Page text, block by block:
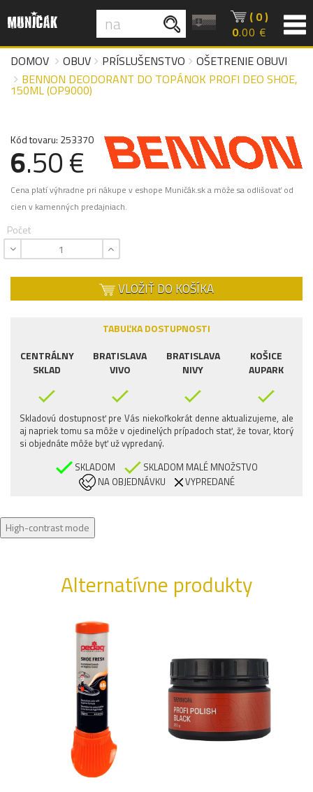
( 0 )
0.00 €
DOMOV
OBUV PRÍSLUŠENSTVO
OŠETRENIE OBUVI
BENNON DEODORANT DO TOPÁNOK PROFI DEO SHOE,
150ML (OP9000)
Kód tovaru: 253370
6.50 €
Cena platí výhradne pri nákupe v eshope Muničák.sk a môže sa odlišovať od
cien v kamenných predajniach.
Počet
VLOŽIŤ DO KOŠÍKA
TABUĽKA DOSTUPNOSTI
CENTRÁLNY
SKLAD
BRATISLAVA
VIVO
BRATISLAVA
NIVY
KOŠICE
AUPARK
Skladovú dostupnosť pre Vás niekoľkokrát denne aktualizujeme, ale
aj napriek tomu sa môže v ojedinelých prípadoch stať, že tovar, ktorý
si objednáte môže byť už vypredaný.
SKLADOM
SKLADOM MALÉ MNOŽSTVO
NA OBJEDNÁVKU
VYPREDANÉ
High-contrast mode
Alternatívne produkty